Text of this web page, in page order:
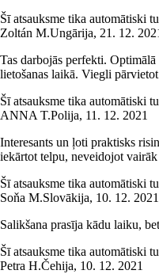
Šī atsauksme tika automātiski
Zoltán M.Ungārija, 21. 12.
Tas darbojās perfekti.
lietošanas laikā. Viegli
Šī atsauksme tika automātiski
ANNA T.Polija, 11. 12. 2021
Interesants un ļoti praktisks
iekārtot telpu, neveidojot
Šī atsauksme tika automātiski
Soňa M.Slovākija, 10. 12. 2021
Salikšana prasīja kādu laiku,
Šī atsauksme tika automātiski
Petra H.Čehija, 10. 12. 2021